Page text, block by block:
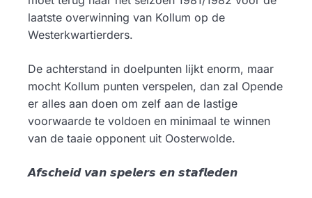
laatste overwinning van Kollum op de
Westerkwartierders.
De achterstand in doelpunten lijkt enorm, maar
mocht Kollum punten verspelen, dan zal Opende
er alles aan doen om zelf aan de lastige
voorwaarde te voldoen en minimaal te winnen
van de taaie opponent uit Oosterwolde.
𝘼𝙛𝙨𝙘𝙝𝙚𝙞𝙙 𝙫𝙖𝙣 𝙨𝙥𝙚𝙡𝙚𝙧𝙨 𝙚𝙣 𝙨𝙩𝙖𝙛𝙡𝙚𝙙𝙚𝙣